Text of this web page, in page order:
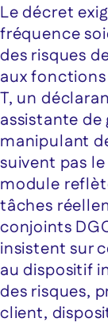
Le décret
fréquence
des risques
aux
T, un
assistante
manipulant
suivent pas
module
tâches
conjoints
insistent sur
au dispositif
des risques,
client,